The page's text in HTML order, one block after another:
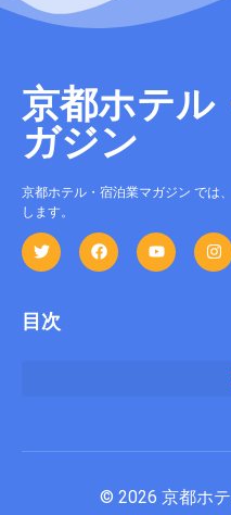
京都ホテル
ガジン
京都ホテル・宿泊業マガジン では
します。
目次
© 2026 京都ホ